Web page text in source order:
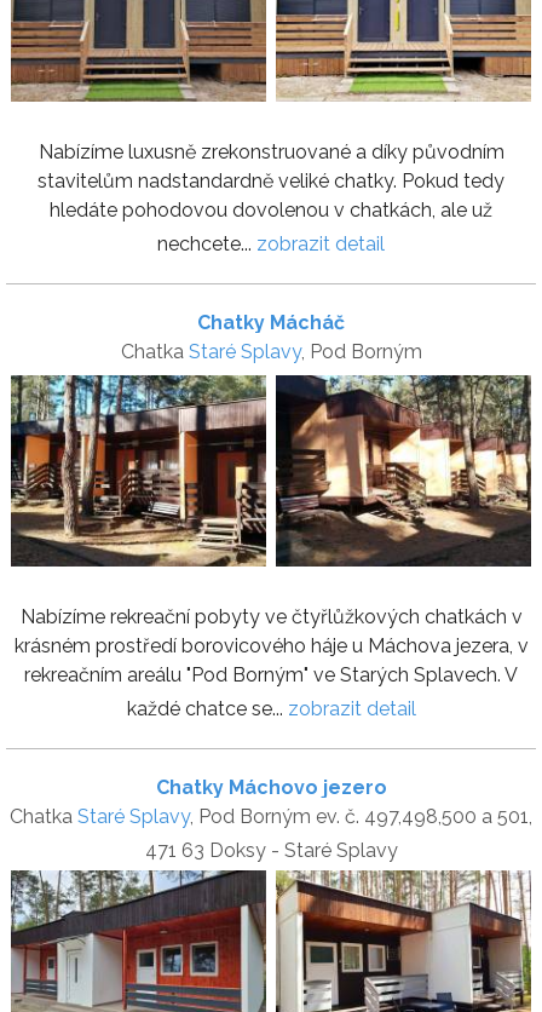
Nabízíme luxusně zrekonstruované a díky původním
stavitelům nadstandardně veliké chatky. Pokud tedy
hledáte pohodovou dovolenou v chatkách, ale už
nechcete... zobrazit detail
Chatky Mácháč
Chatka Staré Splavy, Pod Borným
Nabízíme rekreační pobyty ve čtyřlůžkových chatkách v
krásném prostředí borovicového háje u Máchova jezera, v
rekreačním areálu "Pod Borným" ve Starých Splavech. V
každé chatce se... zobrazit detail
Chatky Máchovo jezero
Chatka Staré Splavy, Pod Borným ev. č. 497,498,500 a 501,
471 63 Doksy - Staré Splavy